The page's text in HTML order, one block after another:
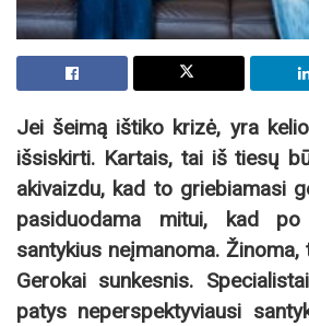
Jei šeimą ištiko krizė, yra
išsiskirti. Kartais, tai iš tiesų
akivaizdu, kad to griebiamasi
pasiduodama mitui, kad
santykius neįmanoma.
Gerokai sunkesnis.
patys neperspektyviausi